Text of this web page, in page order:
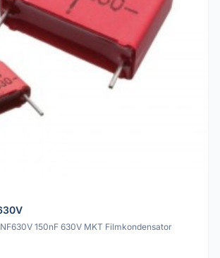
150nF 630V MKT Filmkondensator